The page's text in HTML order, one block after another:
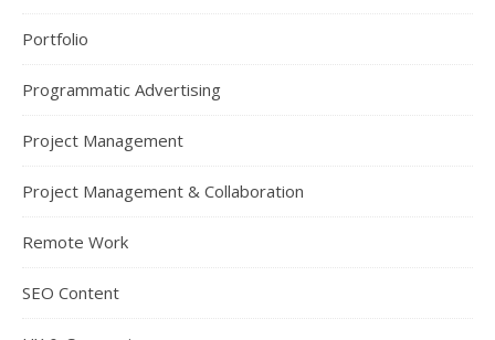
Portfolio
Programmatic Advertising
Project Management
Project Management & Collaboration
Remote Work
SEO Content